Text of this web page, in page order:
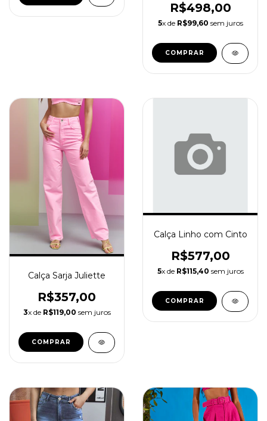
R$498,00
5x de R$99,60 sem juros
COMPRAR
Calça Sarja Juliette
R$357,00
3x de R$119,00 sem juros
COMPRAR
Calça Linho com Cinto
R$577,00
5x de R$115,40 sem juros
COMPRAR